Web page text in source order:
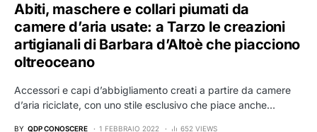
Abiti, maschere e collari piumati da
camere d’aria usate: a Tarzo le creazioni
artigianali di Barbara d’Altoè che piacciono
oltreoceano
Accessori e capi d’abbigliamento creati a partire da camere
d’aria riciclate, con uno stile esclusivo che piace anche…
BY QDP CONOSCERE 1 FEBBRAIO 2022 652 VIEWS